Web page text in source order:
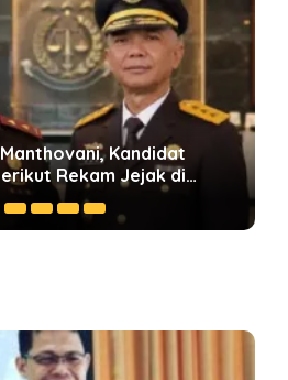
Kandidat
Rekam Jejak di